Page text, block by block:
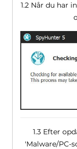
1.2 Når du har
1.3 Efter
'Malware/PC-